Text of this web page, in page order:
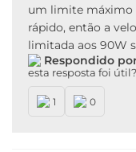
Carregamento
Carregamento
Pro, Motorola Edge
edge 50 Fusion,
um limite máximo
rápido, então a
limitada aos 90W
Respondido
esta resposta foi útil?
1 0